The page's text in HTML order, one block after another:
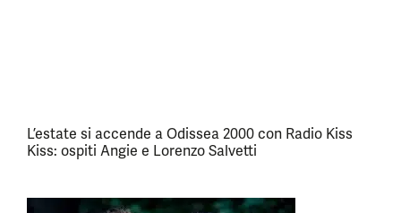
L’estate si accende a Odissea 2000 con Radio Kiss
Kiss: ospiti Angie e Lorenzo Salvetti